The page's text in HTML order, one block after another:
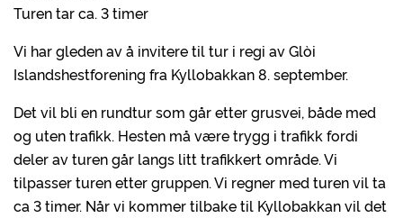
Turen tar ca. 3 timer
Vi har gleden av å invitere til tur i regi av Glòi
Islandshestforening fra Kyllobakkan 8. september.
Det vil bli en rundtur som går etter grusvei, både med
og uten trafikk. Hesten må være trygg i trafikk fordi
deler av turen går langs litt trafikkert område. Vi
tilpasser turen etter gruppen. Vi regner med turen vil ta
ca 3 timer. Når vi kommer tilbake til Kyllobakkan vil det